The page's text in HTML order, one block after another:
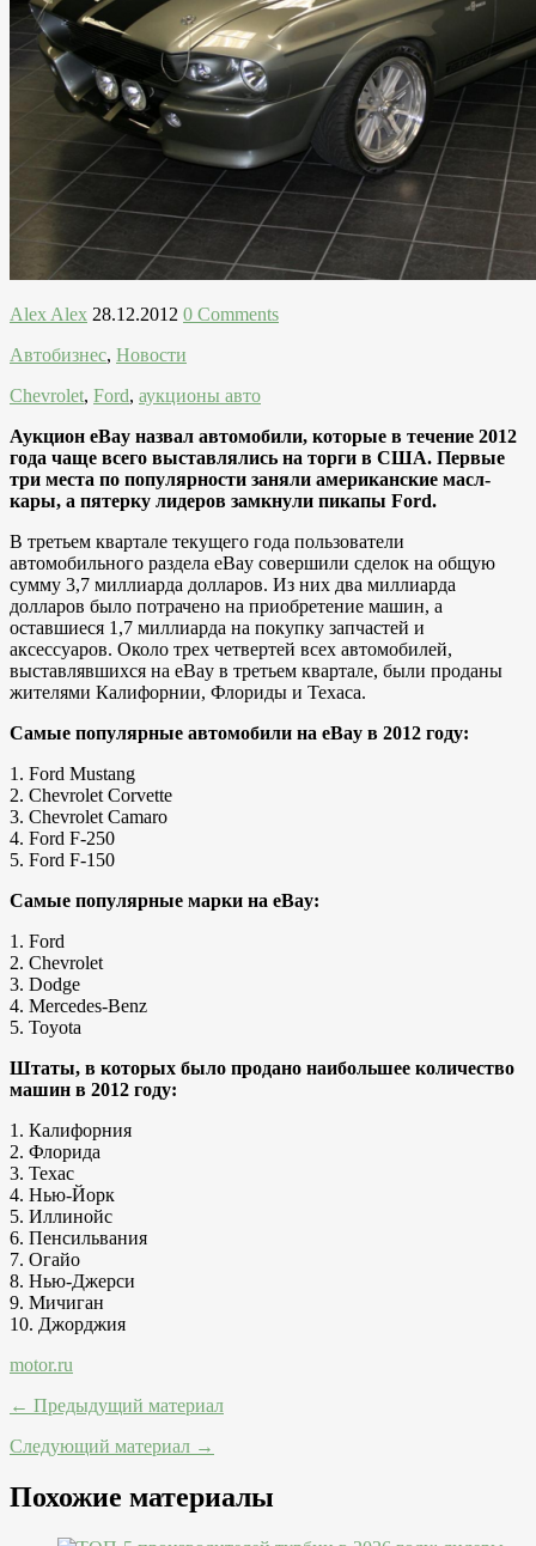
Alex Alex 28.12.2012 0 Comments
Автобизнес, Новости
Chevrolet, Ford, аукционы авто
Аукцион eBay назвал автомобили, которые в течение 2012
года чаще всего выставлялись на торги в США. Первые
три места по популярности заняли американские масл-
кары, а пятерку лидеров замкнули пикапы Ford.
В третьем квартале текущего года пользователи
автомобильного раздела eBay совершили сделок на общую
сумму 3,7 миллиарда долларов. Из них два миллиарда
долларов было потрачено на приобретение машин, а
оставшиеся 1,7 миллиарда на покупку запчастей и
аксессуаров. Около трех четвертей всех автомобилей,
выставлявшихся на eBay в третьем квартале, были проданы
жителями Калифорнии, Флориды и Техаса.
Самые популярные автомобили на eBay в 2012 году:
1. Ford Mustang
2. Chevrolet Corvette
3. Chevrolet Camaro
4. Ford F-250
5. Ford F-150
Самые популярные марки на eBay:
1. Ford
2. Chevrolet
3. Dodge
4. Mercedes-Benz
5. Toyota
Штаты, в которых было продано наибольшее количество
машин в 2012 году:
1. Калифорния
2. Флорида
3. Техас
4. Нью-Йорк
5. Иллинойс
6. Пенсильвания
7. Огайо
8. Нью-Джерси
9. Мичиган
10. Джорджия
motor.ru
← Предыдущий материал
Следующий материал →
Похожие материалы